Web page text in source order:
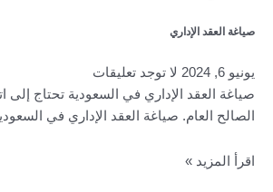
صياغة العقد الإداري
يونيو 6, 2024
لا توجد تعليقات
صياغة العقد الإداري في السعودية تحتاج
الصالح العام. صياغة العقد الإداري في
اقرأ المزيد »